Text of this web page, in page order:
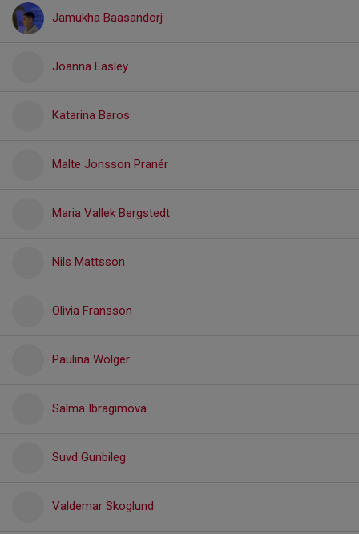
Jamukha Baasandorj
Joanna Easley
Katarina Baros
Malte Jonsson Pranér
Maria Vallek Bergstedt
Nils Mattsson
Olivia Fransson
Paulina Wölger
Salma Ibragimova
Suvd Gunbileg
Valdemar Skoglund